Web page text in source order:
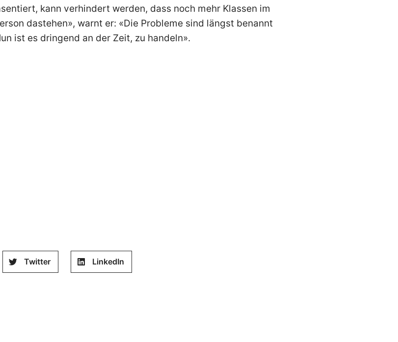
kann verhindert werden, dass noch mehr Klassen im
dastehen», warnt er: «Die Probleme sind längst benannt
ist es dringend an der Zeit, zu handeln».
Twitter LinkedIn